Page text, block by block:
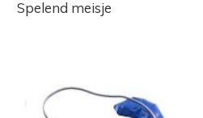
Spelend meisje